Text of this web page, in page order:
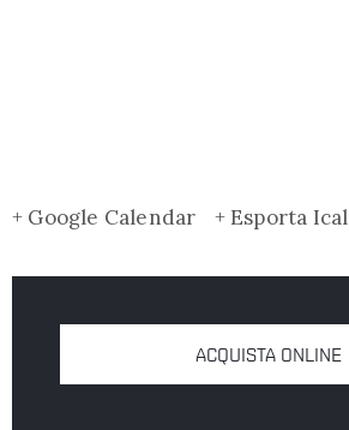
+ Google Calendar + Esporta Ical
ACQUISTA ONLINE